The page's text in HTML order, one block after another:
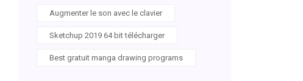
Augmenter le son avec le clavier
Sketchup 2019 64 bit télécharger
Best gratuit manga drawing programs